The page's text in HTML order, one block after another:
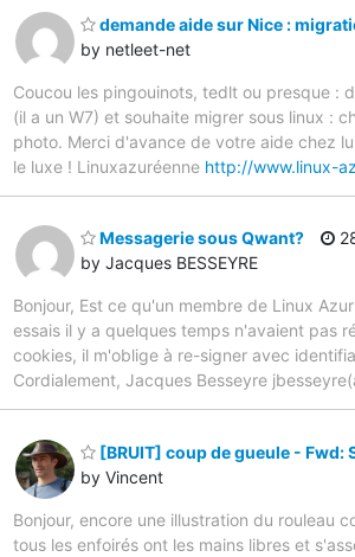
demande aide sur Nice :
by netleet-net
Coucou les pingouinots, tedlt ou presque :
(il a un W7) et souhaite migrer sous linux :
photo. Merci d'avance de votre aide chez
le luxe ! Linuxazuréenne http://www.linux-
Messagerie sous Qwant?
by Jacques BESSEYRE
Bonjour, Est ce qu'un membre de Linux
essais il y a quelques temps n'avaient pas
cookies, il m'oblige à re-signer avec
Cordialement, Jacques Besseyre
[BRUIT] coup de gueule -
by Vincent
Bonjour, encore une illustration du rouleau
tous les enfoirés ont les mains libres et